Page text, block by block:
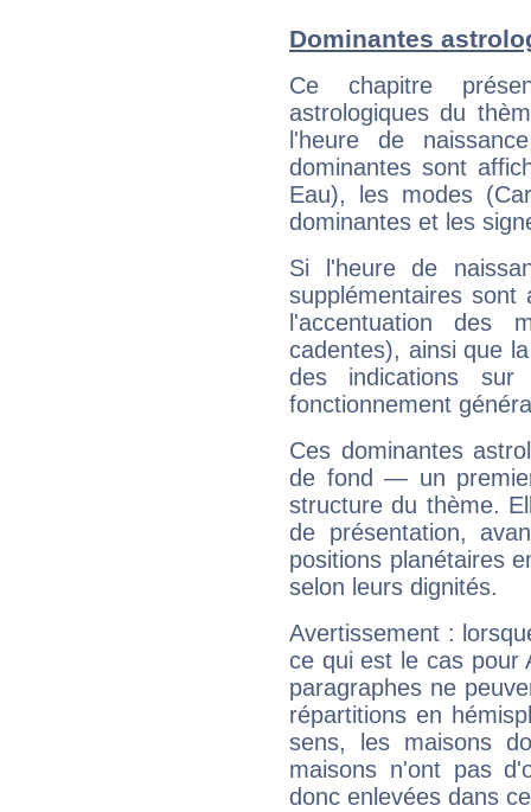
Dominantes
Ce chapitre
astrologiques du
l'heure de
dominantes sont
Eau), les modes
dominantes et les
Si l'heure de
supplémentaires sont
l'accentuation des
cadentes), ainsi que
des indications sur
fonctionnement
Ces dominantes
de fond — un
structure du thème.
de présentation,
positions planétaires
selon leurs dignités.
Avertissement :
ce qui est le cas pour
paragraphes ne
répartitions en
sens, les maisons
maisons n'ont pas
donc enlevées dans